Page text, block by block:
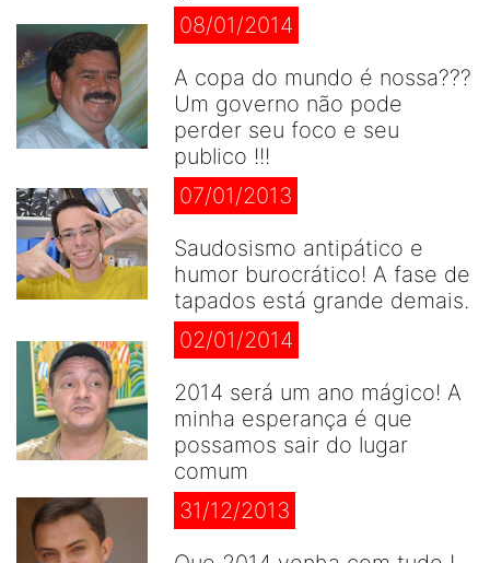
08/01/2014
A copa do mundo é nossa???
Um governo não pode
perder seu foco e seu
publico !!!
07/01/2013
Saudosismo antipático e
humor burocrático! A fase de
tapados está grande demais.
02/01/2014
2014 será um ano mágico! A
minha esperança é que
possamos sair do lugar
comum
31/12/2013